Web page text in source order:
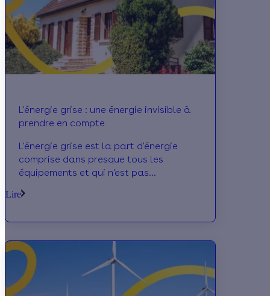
L'énergie grise : une énergie invisible à
prendre en compte
L'énergie grise est la part d'énergie
comprise dans presque tous les
équipements et qui n'est pas
énergtique
Lire